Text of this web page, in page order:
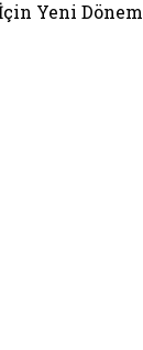
Yeni Dönem